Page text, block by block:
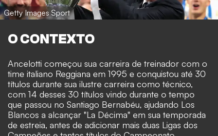
Getty Images Sport
O CONTEXTO
Ancelotti começou sua carreira de treinador com o
time italiano Reggiana em 1995 e conquistou até 30
títulos durante sua ilustre carreira como técnico,
com 14 desses 30 títulos vindo durante o tempo
que passou no Santiago Bernabéu, ajudando Los
Blancos a alcançar "La Décima" em sua temporada
de estreia, antes de adicionar mais duas Ligas dos